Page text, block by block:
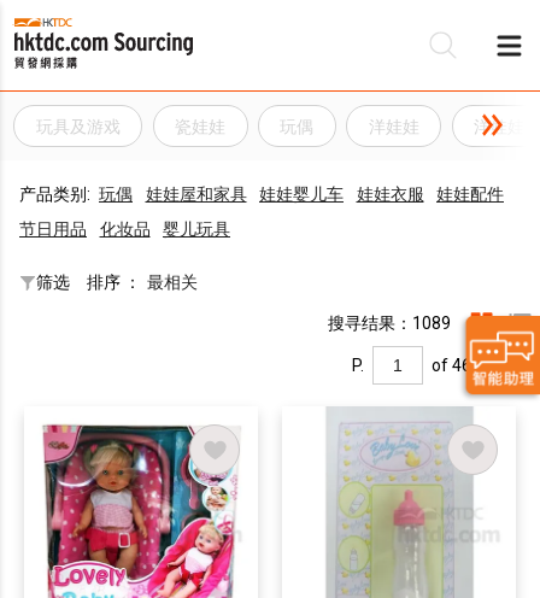
玩具及游戏 瓷娃娃 玩偶 洋娃娃 洋娃娃
产品类别: 玩偶 娃娃屋和家具 娃娃婴儿车 娃娃衣服
娃娃配件
节日用品
化妆品 婴儿玩具
筛选 排序 ： 最相关
搜寻结果：1089
P. of 46